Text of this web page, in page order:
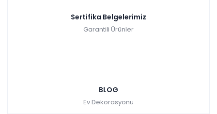
Sertifika Belgelerimiz
Garantili Ürünler
BLOG
Ev Dekorasyonu